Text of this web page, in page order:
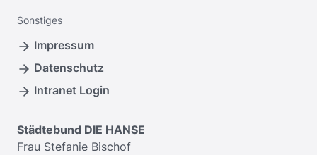
Sonstiges
Impressum
Datenschutz
Intranet Login
Städtebund DIE HANSE
Frau Stefanie Bischof